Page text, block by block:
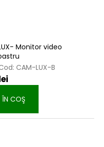
Monitor video
CAM-LUX-B
COŞ